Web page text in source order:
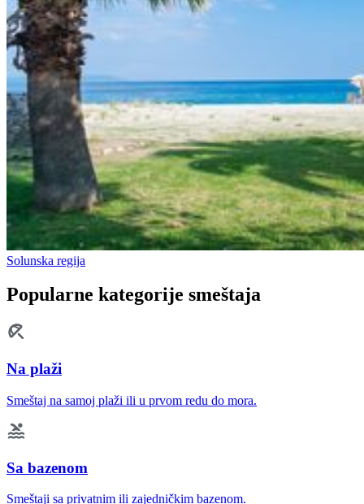
Solunska regija
Popularne kategorije smeštaja
Na plaži
Smeštaj na samoj plaži ili u prvom redu do mora.
Sa bazenom
Smeštaji sa privatnim ili zajedničkim bazenom.